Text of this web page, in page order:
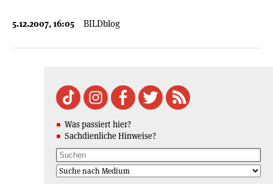
5.12.2007, 16:05 BILDblog
Was passiert hier?
Sachdienliche Hinweise?